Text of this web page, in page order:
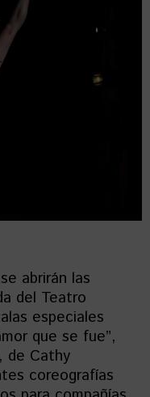
abrirán las
del Teatro
especiales
que se fue”,
de Cathy
coreografías